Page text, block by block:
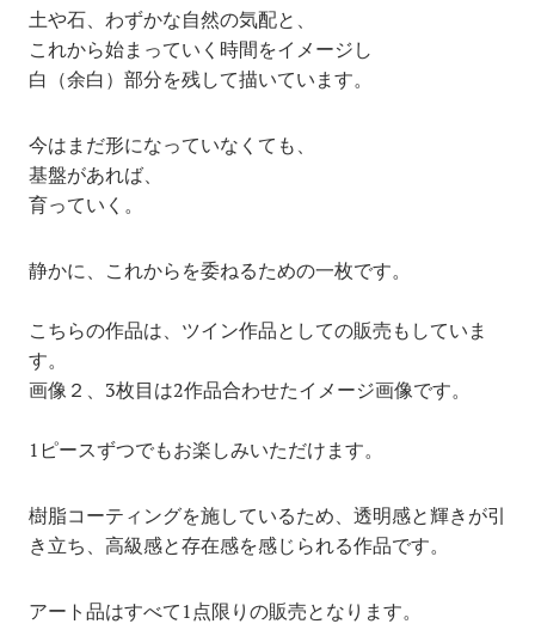
土や石、わずかな自然の気配と、
これから始まっていく時間をイメージし
白（余白）部分を残して描いています。
今はまだ形になっていなくても、
基盤があれば、
育っていく。
静かに、これからを委ねるための一枚です。
こちらの作品は、ツイン作品としての販売もしていま
す。
画像２、3枚目は2作品合わせたイメージ画像です。
1ピースずつでもお楽しみいただけます。
樹脂コーティングを施しているため、透明感と輝きが引
き立ち、高級感と存在感を感じられる作品です。
アート品はすべて1点限りの販売となります。